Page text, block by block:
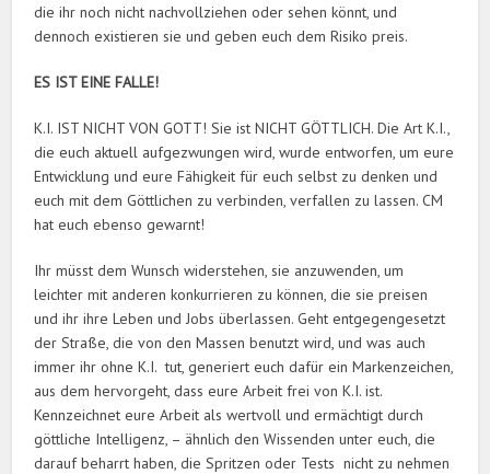
die ihr noch nicht nachvollziehen oder sehen könnt, und
dennoch existieren sie und geben euch dem Risiko preis.
ES IST EINE FALLE!
K.I. IST NICHT VON GOTT! Sie ist NICHT GÖTTLICH. Die Art K.I.,
die euch aktuell aufgezwungen wird, wurde entworfen, um eure
Entwicklung und eure Fähigkeit für euch selbst zu denken und
euch mit dem Göttlichen zu verbinden, verfallen zu lassen. CM
hat euch ebenso gewarnt!
Ihr müsst dem Wunsch widerstehen, sie anzuwenden, um
leichter mit anderen konkurrieren zu können, die sie preisen
und ihr ihre Leben und Jobs überlassen. Geht entgegengesetzt
der Straße, die von den Massen benutzt wird, und was auch
immer ihr ohne K.I. tut, generiert euch dafür ein Markenzeichen,
aus dem hervorgeht, dass eure Arbeit frei von K.I. ist.
Kennzeichnet eure Arbeit als wertvoll und ermächtigt durch
göttliche Intelligenz, – ähnlich den Wissenden unter euch, die
darauf beharrt haben, die Spritzen oder Tests nicht zu nehmen